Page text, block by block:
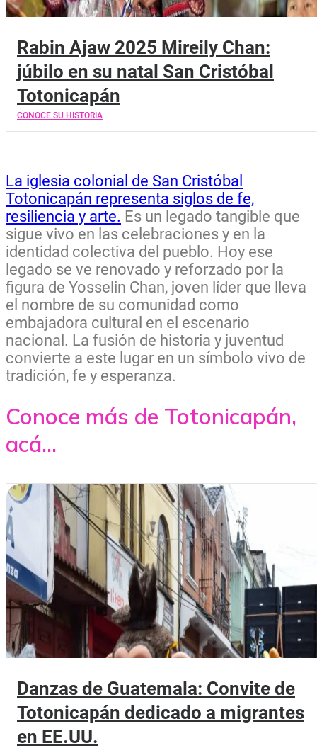
Rabin Ajaw 2025 Mireily Chan:
júbilo en su natal San Cristóbal
Totonicapán
CONOCE SU HISTORIA
La iglesia colonial de San Cristóbal
Totonicapán representa siglos de fe,
resiliencia y arte. Es un legado tangible que
sigue vivo en las celebraciones y en la
identidad colectiva del pueblo. Hoy ese
legado se ve renovado y reforzado por la
figura de Yosselin Chan, joven líder que lleva
el nombre de su comunidad como
embajadora cultural en el escenario
nacional. La fusión de historia y juventud
convierte a este lugar en un símbolo vivo de
tradición, fe y esperanza.
Conoce más de Totonicapán,
acá...
Danzas de Guatemala: Convite de
Totonicapán dedicado a migrantes
en EE.UU.